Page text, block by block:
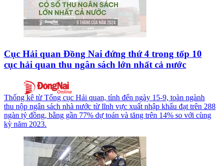
Cục Hải quan Đồng Nai đứng thứ 4 trong tốp 10
cục hải quan thu ngân sách lớn nhất cả nước
Thống kê từ Tổng cục Hải quan, tính đến ngày 15-9, toàn ngành
thu nộp ngân sách nhà nước từ lĩnh vực xuất nhập khẩu đạt trên 288
ngàn tỷ đồng, bằng gần 77% dự toán và tăng trên 14% so với cùng
kỳ năm 2023.